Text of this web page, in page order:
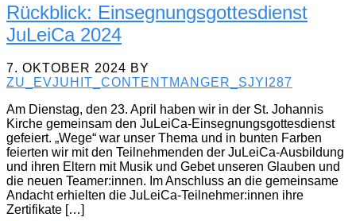
Rückblick: Einsegnungsgottesdienst
JuLeiCa 2024
7. OKTOBER 2024 BY
ZU_EVJUHIT_CONTENTMANGER_SJYI287
Am Dienstag, den 23. April haben wir in der St. Johannis
Kirche gemeinsam den JuLeiCa-Einsegnungsgottesdienst
gefeiert. „Wege“ war unser Thema und in bunten Farben
feierten wir mit den Teilnehmenden der JuLeiCa-Ausbildung
und ihren Eltern mit Musik und Gebet unseren Glauben und
die neuen Teamer:innen. Im Anschluss an die gemeinsame
Andacht erhielten die JuLeiCa-Teilnehmer:innen ihre
Zertifikate […]